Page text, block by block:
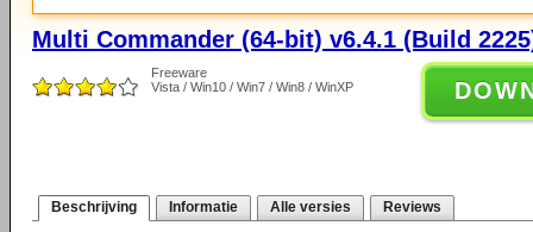
Multi Commander (64-bit) v6.4.1 (Build
Freeware
Vista / Win10 / Win7 / Win8 / WinXP
Beschrijving Informatie Alle versies Reviews